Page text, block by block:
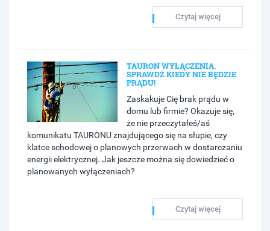
Czytaj więcej
TAURON WYŁĄCZENIA.
SPRAWDŹ KIEDY NIE BĘDZIE
PRĄDU!
Zaskakuje Cię brak prądu w
domu lub firmie? Okazuje się,
że nie przeczytałeś/aś
komunikatu TAURONU znajdującego się na słupie, czy
klatce schodowej o planowych przerwach w dostarczaniu
energii elektrycznej. Jak jeszcze można się dowiedzieć o
planowanych wyłączeniach?
Czytaj więcej